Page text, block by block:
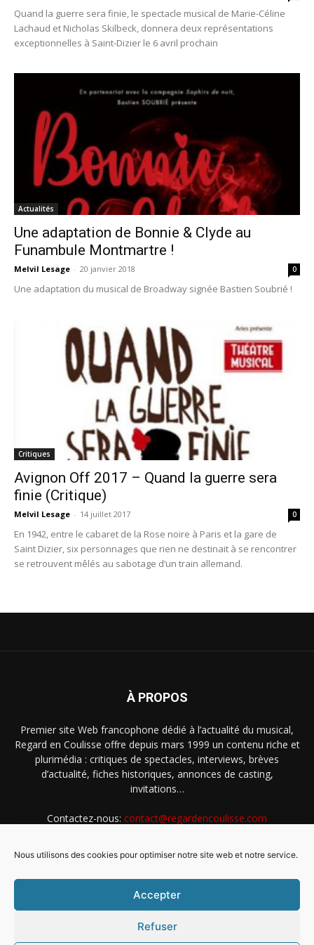
Nous utilisons des cookies pour optimiser notre site web et notre service.
Accepter
Refuser
Quand la guerre sera finie, le spectacle musical de Marie-Céline
Lachaud et Nicholas Skilbeck, donnera deux représentations
exceptionnelles à Saint-Dizier le 6 avril prochain
Actualités
Une adaptation de Bonnie & Clyde au
Funambule Montmartre !
Melvil Lesage - 20 janvier 2018 0
Une adaptation du musical de Broadway signée Bastien Soubrié !
Critiques
Avignon Off 2017 – Quand la guerre sera
finie (Critique)
Melvil Lesage - 14 juillet 2017 0
En 1942, entre le cabaret de la Rose noire à Paris et la gare de
Saint Dizier, six personnages que rien ne destinait à se rencontrer
se retrouvent mêlés au sabotage d’un train allemand.
À PROPOS
Premier site Web francophone dédié à l’actualité du musical,
Regard en Coulisse offre depuis mars 1999 un contenu riche et
plurimédia : critiques de spectacles, interviews, brèves
d’actualité, fiches historiques, annonces de casting,
invitations…
Contactez-nous: contact@regardencoulisse.com